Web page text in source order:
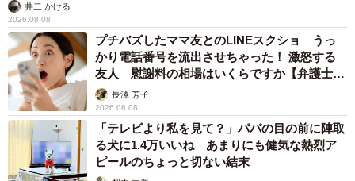
井二 かける
2026.08.08
プチバズしたママ友とのLINEスクショ うっ
かり電話番号を流出させちゃった！ 激怒する
友人 慰謝料の相場はいくらですか【弁護士が
解説】長澤 芳子
2026.08.08
「テレビより私を見て？」パパの目の前に陣取
る犬に1.4万いいね あまりにも健気な熱烈ア
ピールのちょっと切ない結末